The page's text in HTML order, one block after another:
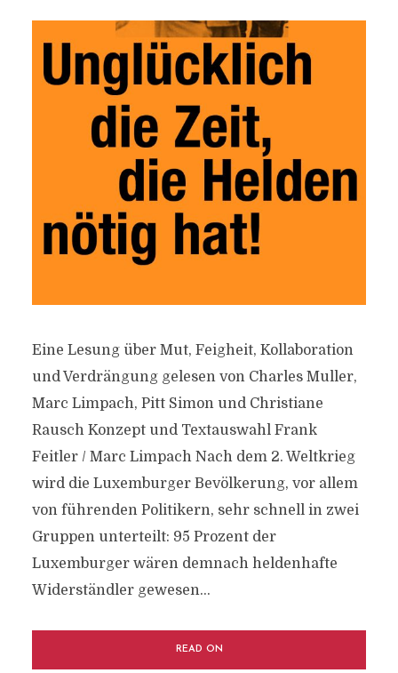
Eine Lesung über Mut, Feigheit, Kollaboration
und Verdrängung gelesen von Charles Muller,
Marc Limpach, Pitt Simon und Christiane
Rausch Konzept und Textauswahl Frank
Feitler / Marc Limpach Nach dem 2. Weltkrieg
wird die Luxemburger Bevölkerung, vor allem
von führenden Politikern, sehr schnell in zwei
Gruppen unterteilt: 95 Prozent der
Luxemburger wären demnach heldenhafte
Widerständler gewesen...
READ ON